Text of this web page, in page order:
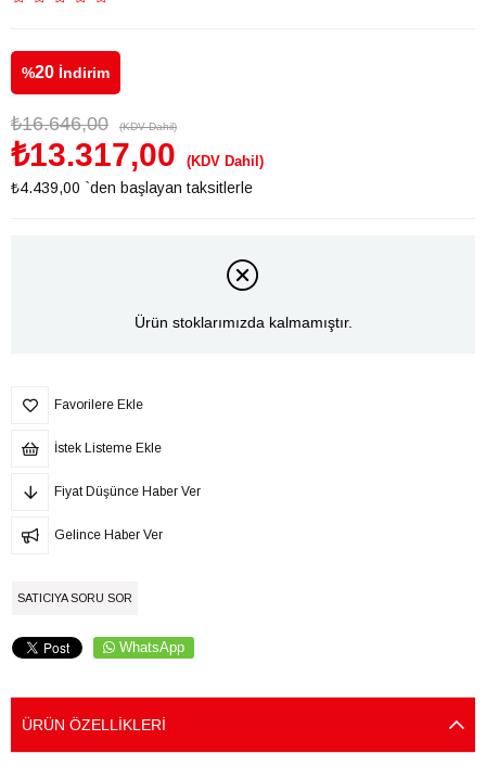
%20 İndirim
₺16.646,00 (KDV Dahil)
₺13.317,00 (KDV Dahil)
₺4.439,00 `den başlayan taksitlerle
Ürün stoklarımızda kalmamıştır.
Favorilere Ekle
İstek Listeme Ekle
Fiyat Düşünce Haber Ver
Gelince Haber Ver
SATICIYA SORU SOR
WhatsApp
ÜRÜN ÖZELLIKLERI